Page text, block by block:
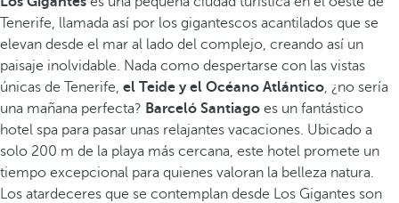
Tenerife, llamada así por los gigantescos acantilados que se
elevan desde el mar al lado del complejo, creando así un
paisaje inolvidable. Nada como despertarse con las vistas
únicas de Tenerife, el Teide y el Océano Atlántico, ¿no sería
una mañana perfecta? Barceló Santiago es un fantástico
hotel spa para pasar unas relajantes vacaciones. Ubicado a
solo 200 m de la playa más cercana, este hotel promete un
tiempo excepcional para quienes valoran la belleza natura.
Los atardeceres que se contemplan desde Los Gigantes son